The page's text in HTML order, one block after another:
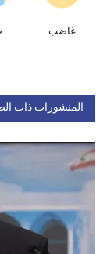
غاضب
المنشورات ذات